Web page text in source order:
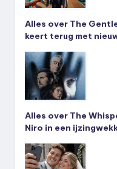
Alles over The
keert terug met
Alles over The
Niro in een